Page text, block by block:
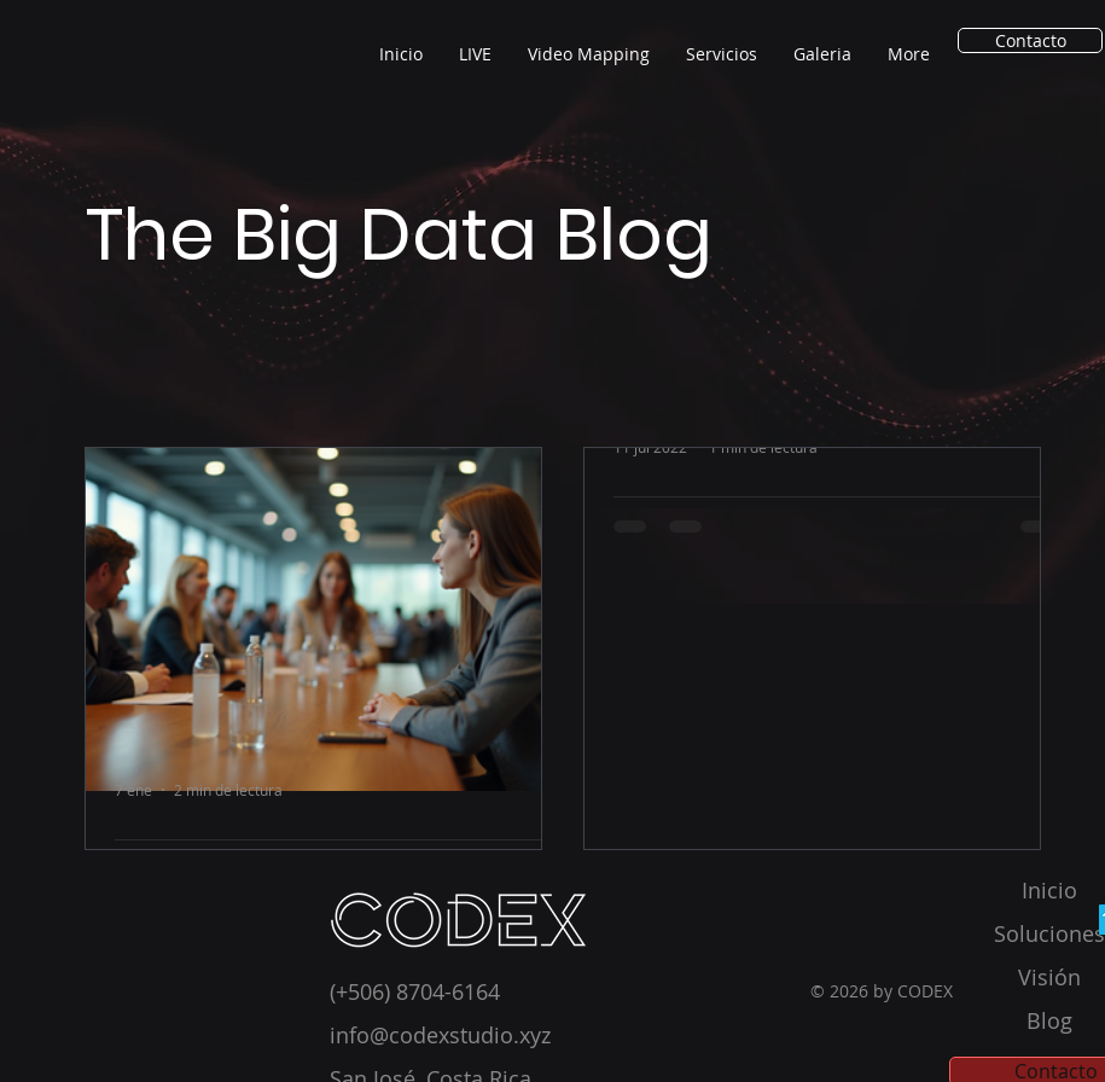
Inicio LIVE Video Mapping Servicios Galeria More
Contacto
The Big Data Blog
Organiza eventos híbridos exitosos
una planificación clara y precisa. Combinar lo
pero también desafíos. En este artículo,
comparto pasos prácticos para lograr eventos
7 ene 2 min de lectura
Adaptación e innovación en un
11 jul 2022 1 min de lectura
(+506) 8704-6164
info@codexstudio.xyz
© 2026 by CODEX
Inicio
Soluciones
Visión
Blog
Contacto